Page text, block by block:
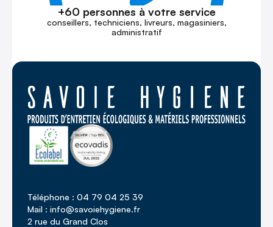
+60 personnes à votre service
conseillers, techniciens, livreurs, magasiniers,
administratif
Téléphone : 04 79 04 25 39
Mail : info@savoiehygiene.fr
2 rue du Grand Clos